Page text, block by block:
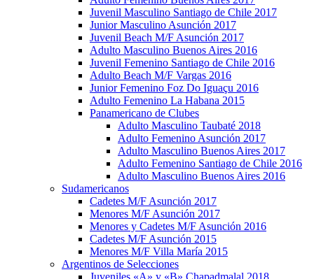
Juvenil Masculino Santiago de Chile 2017
Junior Masculino Asunción 2017
Juvenil Beach M/F Asunción 2017
Adulto Masculino Buenos Aires 2016
Juvenil Femenino Santiago de Chile 2016
Adulto Beach M/F Vargas 2016
Junior Femenino Foz Do Iguaçu 2016
Adulto Femenino La Habana 2015
Panamericano de Clubes
Adulto Masculino Taubaté 2018
Adulto Femenino Asunción 2017
Adulto Masculino Buenos Aires 2017
Adulto Femenino Santiago de Chile 2016
Adulto Masculino Buenos Aires 2016
Sudamericanos
Cadetes M/F Asunción 2017
Menores M/F Asunción 2017
Menores y Cadetes M/F Asunción 2016
Cadetes M/F Asunción 2015
Menores M/F Villa María 2015
Argentinos de Selecciones
Juveniles «A» y «B» Chapadmalal 2018